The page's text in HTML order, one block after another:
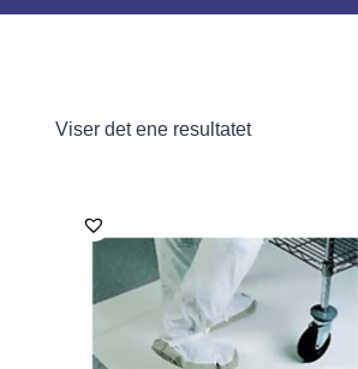
Viser det ene resultatet